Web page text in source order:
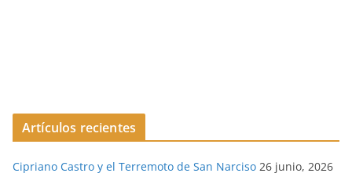
Artículos recientes
Cipriano Castro y el Terremoto de San Narciso 26 junio, 2026